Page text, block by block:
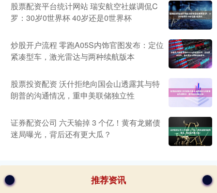
股票配资平台统计网站 瑞安航空社媒调侃C
罗：30岁0世界杯 40岁还是0世界杯
炒股开户流程 零跑A05S内饰官图发布：定位
紧凑型车，激光雷达与两种续航版本
股票投资配资 沃什拒绝向国会山透露其与特
朗普的沟通情况，重申美联储独立性
证券配资公司 六天输掉 3 个亿！黄有龙赌债
迷局曝光，背后还有更大瓜？
推荐资讯